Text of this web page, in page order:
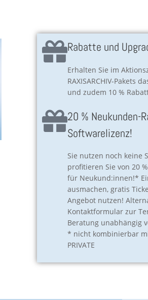
Rabatte und
Erhalten Sie im
RAXISARCHIV-Pakets
und zudem 10 %
20 % Neukunden-
Softwarelizenz!
Sie nutzen noch keine
profitieren Sie von 20
für Neukund:innen!*
ausmachen, gratis
Angebot nutzen!
Kontaktformular zur
Beratung unabhängig
* nicht kombinierbar
PRIVATE